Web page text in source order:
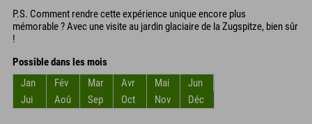
P.S. Comment rendre cette expérience unique encore plus
mémorable ? Avec une visite au jardin glaciaire de la Zugspitze, bien sûr
!
Possible dans les mois
Jan
Fév Mar Avr Mai
Jun
Jui
Aoû Sep Oct Nov Déc